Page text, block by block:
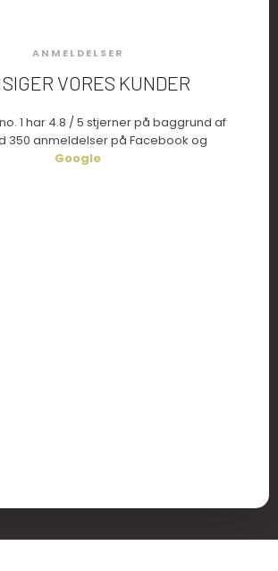
ANMELDELSER
VORES KUNDER
1 har 4.8 / 5 stjerner på baggrund af
350 anmeldelser på Facebook og
Google